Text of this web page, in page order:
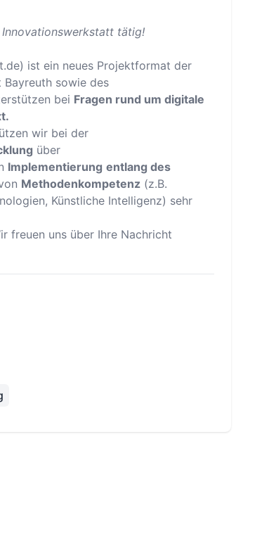
tätig!
ist ein neues Projektformat der
sowie des
bei Fragen rund um digitale
wir bei der
über
Implementierung entlang des
Methodenkompetenz (z.B.
Künstliche Intelligenz) sehr
freuen uns über Ihre Nachricht